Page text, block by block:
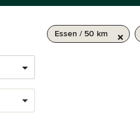
Essen / 50 km